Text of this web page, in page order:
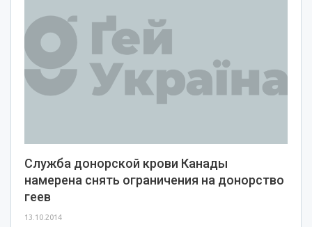
Служба донорской крови Канады
намерена снять ограничения на донорство
геев
13.10.2014